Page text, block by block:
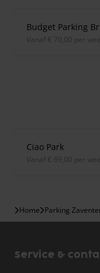
Budget Parking
vanaf € 70,00 per
Ciao Park
vanaf € 69,00 per
Home Parking
Service &